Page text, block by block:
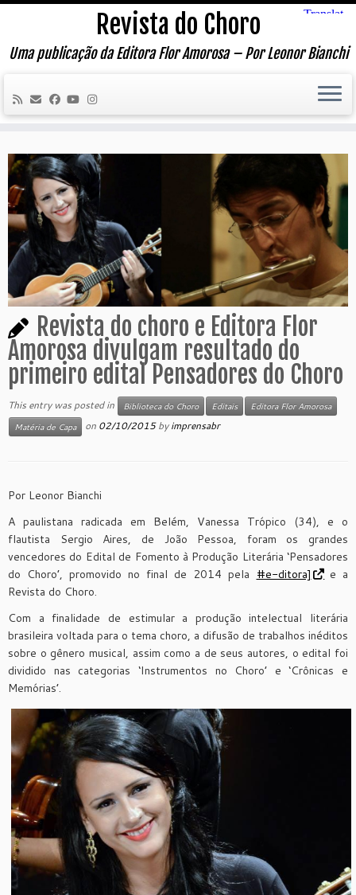
Skip
content
Revista do Choro
Uma publicação da Editora Flor Amorosa – Por Leonor Bianchi
Revista do choro e Editora Flor
Amorosa divulgam resultado do
primeiro edital Pensadores do Choro
This entry was posted in Biblioteca do Choro Editais
Editora Flor Amorosa
Matéria de Capa
on 02/10/2015 byimprensabr
Por Leonor Bianchi
A paulistana radicada em Belém, Vanessa Trópico (34), e o
flautista Sergio Aires, de João Pessoa, foram os grandes
vencedores do Edital de Fomento à Produção Literária ‘Pensadores
do Choro’, promovido no final de 2014 pela #e-ditora]
e a
Revista do Choro.
Com a finalidade de estimular a produção intelectual literária
brasileira voltada para o tema choro, a difusão de trabalhos inéditos
sobre o gênero musical, assim como a de seus autores, o edital foi
dividido nas categorias ‘Instrumentos no Choro’ e ‘Crônicas e
Memórias’.